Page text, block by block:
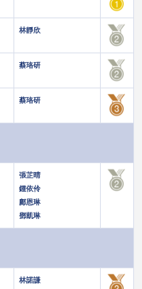
林靜欣
蔡珞研
蔡珞研
張芷晴
鍾依伶
鄺恩琳
鄧凱琳
林諾謙